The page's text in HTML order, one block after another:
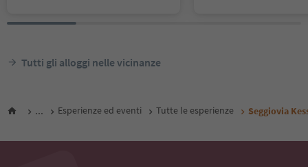
Tutti gli alloggi nelle vicinanze
... Esperienze ed eventi Tutte le esperienze Seggiovia